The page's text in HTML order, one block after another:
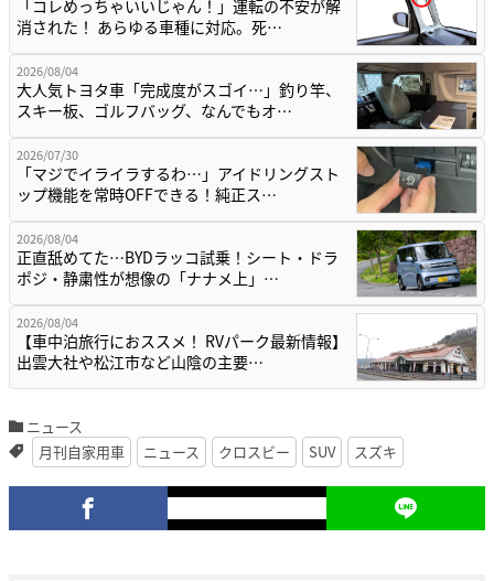
「コレめっちゃいいじゃん！」運転の不安が解
消された！ あらゆる車種に対応。死…
2026/08/04
大人気トヨタ車「完成度がスゴイ…」釣り竿、
スキー板、ゴルフバッグ、なんでもオ…
2026/07/30
「マジでイライラするわ…」アイドリングスト
ップ機能を常時OFFできる！純正ス…
2026/08/04
正直舐めてた…BYDラッコ試乗！シート・ドラ
ポジ・静粛性が想像の「ナナメ上」…
2026/08/04
【車中泊旅行におススメ！ RVパーク最新情報】
出雲大社や松江市など山陰の主要…
ニュース
月刊自家用車
ニュース クロスビー SUV スズキ